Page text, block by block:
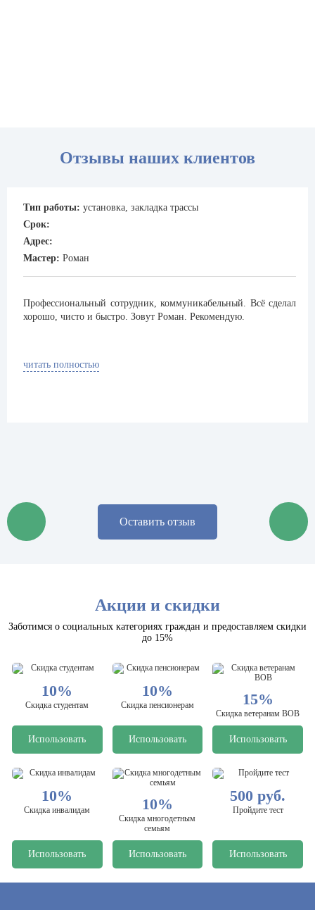
Отзывы наших клиентов
Тип работы: установка, закладка трассы
Срок:
Адрес:
Мастер: Роман
Профессиональный сотрудник, коммуникабельный. Всё сделал
хорошо, чисто и быстро. Зовут Роман. Рекомендую.
читать полностью
Оставить отзыв
Акции и скидки
Заботимся о социальных категориях граждан и предоставляем скидки
до 15%
10%
Скидка студентам
Использовать
10%
Скидка пенсионерам
Использовать
15%
Скидка ветеранам ВОВ
Использовать
10%
Скидка инвалидам
Использовать
10%
Скидка многодетным
семьям
Использовать
500 руб.
Пройдите тест
Использовать